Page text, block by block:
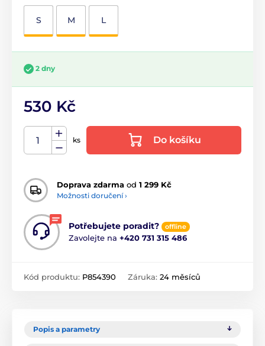
S M L
2 dny
530 Kč
ks Do košíku
Doprava zdarma od 1 299 Kč
Možnosti doručení ›
Potřebujete poradit? offline
Zavolejte na +420 731 315 486
Kód produktu: P854390 Záruka: 24 měsíců
Popis a parametry